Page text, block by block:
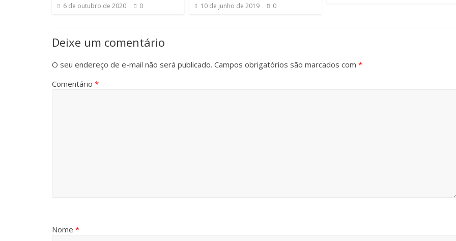
6 de outubro de 2020 0 10 de junho de 2019 0
Deixe um comentário
O seu endereço de e-mail não será publicado. Campos obrigatórios são marcados com *
Comentário *
Nome *